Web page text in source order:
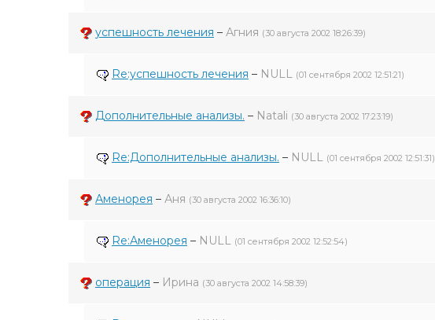
успешность лечения – Агния (30 августа 2002 18:26:39)
Re:успешность лечения – NULL (01 сентября 2002 12:51:21)
Дополнительные анализы. – Natali (30 августа 2002 17:23:19)
Re:Дополнительные анализы. – NULL (01 сентября 2002 12:51:31)
Аменорея – Аня (30 августа 2002 16:36:10)
Re:Аменорея – NULL (01 сентября 2002 12:52:54)
операция – Ирина (30 августа 2002 14:58:39)